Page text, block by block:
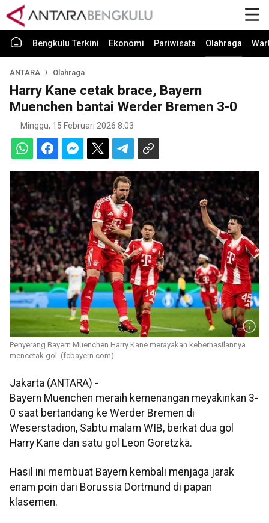
Bengkulu Terkini Ekonomi Pariwisata Olahraga
ANTARA Olahraga
Harry Kane cetak brace, Bayern
Muenchen bantai Werder Bremen 3-0
Minggu, 15 Februari 2026 8:03
Penyerang Bayern Muenchen Harry Kane merayakan keberhasilannya
mencetak gol. (fcbayern.com)
Jakarta (ANTARA) -
Bayern Muenchen meraih kemenangan meyakinkan 3-
0 saat bertandang ke Werder Bremen di
Weserstadion, Sabtu malam WIB, berkat dua gol
Harry Kane dan satu gol Leon Goretzka.
Hasil ini membuat Bayern kembali menjaga jarak
enam poin dari Borussia Dortmund di papan
klasemen.